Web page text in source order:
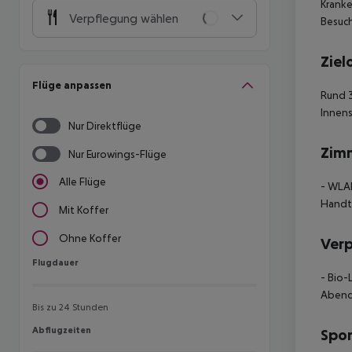
Verpflegung wählen
Flüge anpassen
Nur Direktflüge
Nur Eurowings-Flüge
Alle Flüge
Mit Koffer
Ohne Koffer
Flugdauer
Flugdauer
Bis zu 24 Stunden
Abflugzeiten
Abflugzeiten
Rund
-
- Bio-